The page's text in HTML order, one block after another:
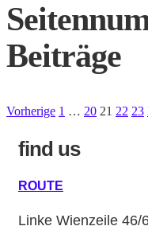
Beiträge
Vorherige 1 … 20 21 22 23
find us
ROUTE
Linke Wienzeile 46/